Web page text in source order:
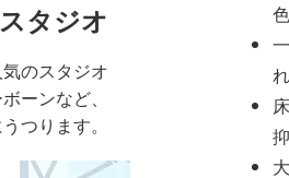
タジオ
のスタジオ
ーンなど、
つります。